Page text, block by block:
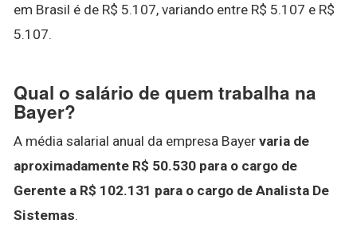
em Brasil é de R$ 5.107, variando entre R$ 5.107 e R$
5.107.
Qual o salário de quem trabalha na
Bayer?
A média salarial anual da empresa Bayer varia de
aproximadamente R$ 50.530 para o cargo de
Gerente a R$ 102.131 para o cargo de Analista De
Sistemas.